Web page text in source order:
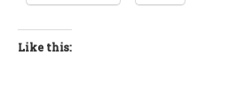
Like this: